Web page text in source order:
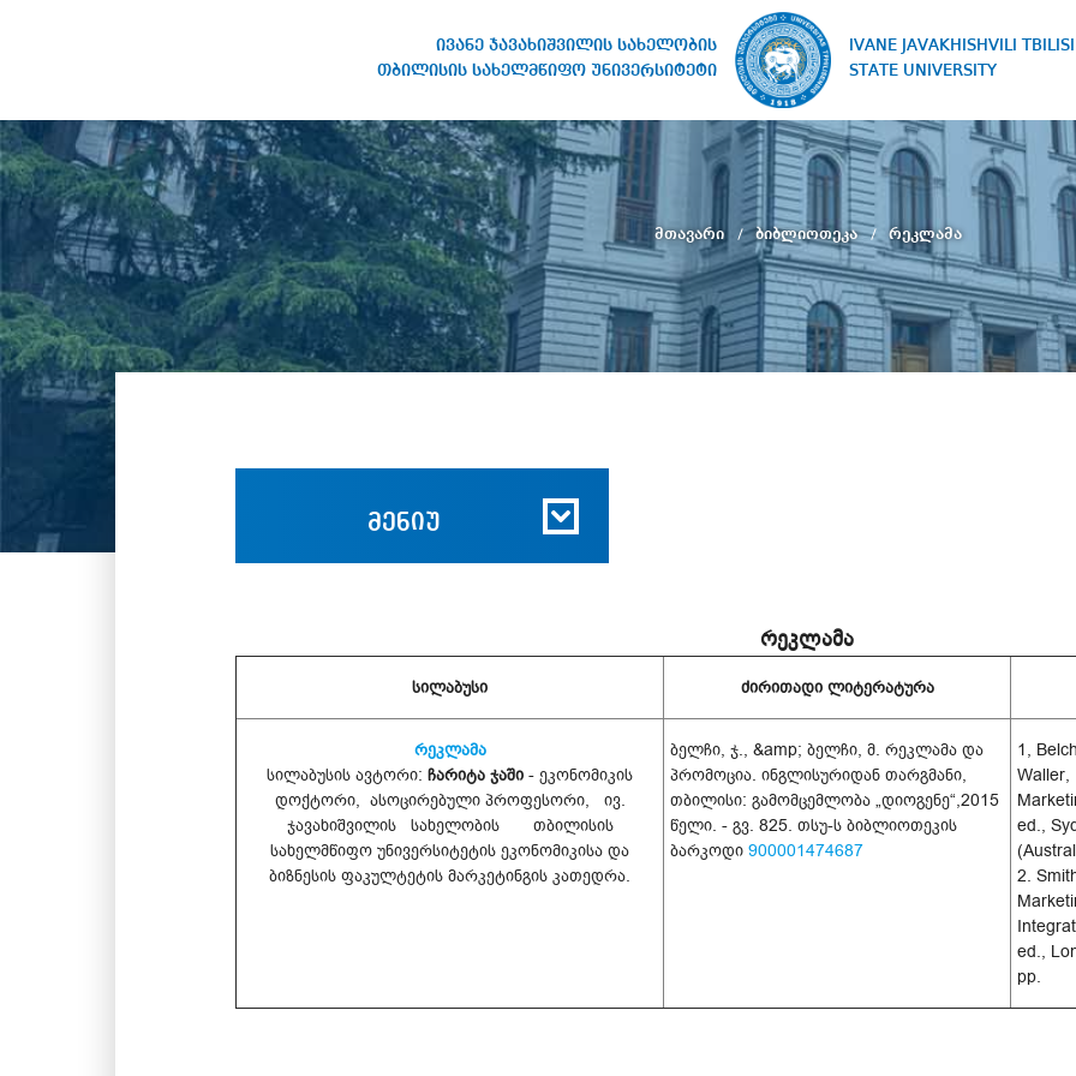
ივანე ჯავახიშვილის სახელობის
თბილისის სახელმწიფო უნივერსიტეტი
IVANE JAVAKHISHVILI TBILISI
STATE UNIVERSITY
სახელობის თბილისის
სახელმწიფო უნივერსიტეტი
მთავარი ბიბლიოთეკა რეკლამა
მენიუ
რეკლამა
სილაბუსი ძირითადი ლიტერატურა
რეკლამა
სილაბუსის ავტორი: ჩარიტა ჯაში - ეკონომიკის
დოქტორი, ასოცირებული პროფესორი, ივ.
ჯავახიშვილის სახელობის თბილისის
სახელმწიფო უნივერსიტეტის ეკონომიკისა და
ბიზნესის ფაკულტეტის მარკეტინგის კათედრა.
ბელჩი, ჯ., &amp; ბელჩი, მ. რეკლამა და
პრომოცია. ინგლისურიდან თარგმანი,
თბილისი: გამომცემლობა „დიოგენე“,2015
წელი. - გვ. 825. თსუ-ს ბიბლიოთეკის
ბარკოდი 900001474687
1,
Waller,
ed.,
2.
ed.,
pp.